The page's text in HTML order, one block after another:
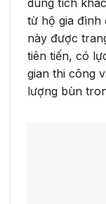
dung tích
từ hộ gia đình
này được
tiên tiến, có
gian thi công
lượng bùn